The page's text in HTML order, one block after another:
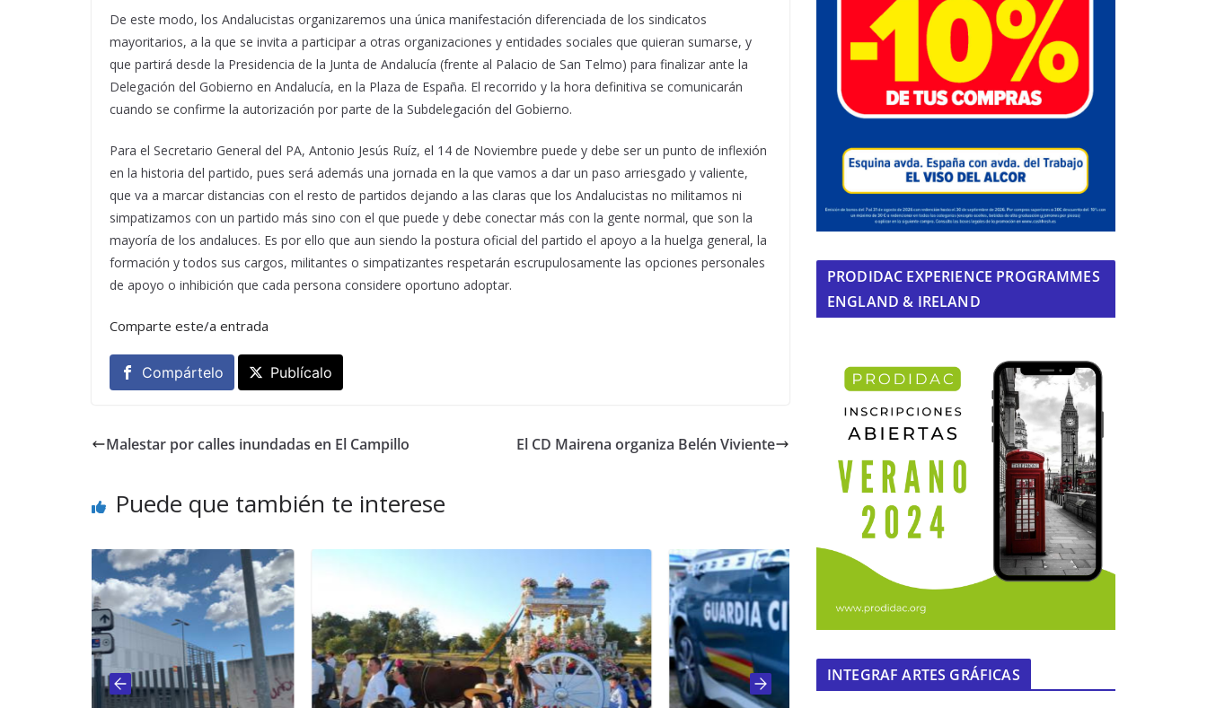
De este modo, los Andalucistas organizaremos una única manifestación diferenciada de los sindicatos
mayoritarios, a la que se invita a participar a otras organizaciones y entidades sociales que quieran sumarse, y
que partirá desde la Presidencia de la Junta de Andalucía (frente al Palacio de San Telmo) para finalizar ante la
Delegación del Gobierno en Andalucía, en la Plaza de España. El recorrido y la hora definitiva se comunicarán
cuando se confirme la autorización por parte de la Subdelegación del Gobierno.
Para el Secretario General del PA, Antonio Jesús Ruíz, el 14 de Noviembre puede y debe ser un punto de inflexión
en la historia del partido, pues será además una jornada en la que vamos a dar un paso arriesgado y valiente,
que va a marcar distancias con el resto de partidos dejando a las claras que los Andalucistas no militamos ni
simpatizamos con un partido más sino con el que puede y debe conectar más con la gente normal, que son la
mayoría de los andaluces. Es por ello que aun siendo la postura oficial del partido el apoyo a la huelga general, la
formación y todos sus cargos, militantes o simpatizantes respetarán escrupulosamente las opciones personales
de apoyo o inhibición que cada persona considere oportuno adoptar.
Comparte este/a entrada
Compártelo Publícalo
Malestar por calles inundadas en El Campillo El CD Mairena organiza Belén Viviente
Puede que también te interese
PRODIDAC EXPERIENCE PROGRAMMES
ENGLAND & IRELAND
INTEGRAF ARTES GRÁFICAS